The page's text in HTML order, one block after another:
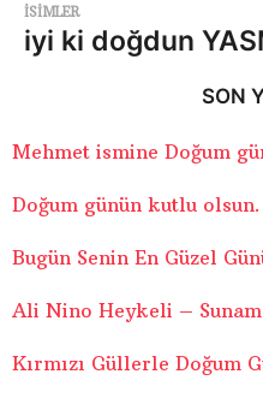
ISIMLER
iyi ki doğdun
SON
Mehmet ismine Doğum
Doğum günün kutlu olsun.
Bugün Senin En Güzel
Ali Nino Heykeli – Sunam
Kırmızı Güllerle Doğum